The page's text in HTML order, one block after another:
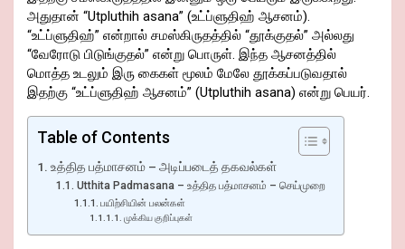
அதுதான் “Utpluthih asana” (உட்ப்ளுதிஹ் ஆசனம்).
“உட்ப்ளுதிஹ்” என்றால் சமஸ்கிருதத்தில் “தூக்குதல்” அல்லது
“வேரோடு பிடுங்குதல்” என்று பொருள். இந்த ஆசனத்தில்
மொத்த உடலும் இரு கைகள் மூலம் மேலே தூக்கப்படுவதால்
இதற்கு “உட்ப்ளுதிஹ் ஆசனம்” (Utpluthih asana) என்று பெயர்.
Table of Contents
உத்தித பத்மாசனம் – அடிப்படைத் தகவல்கள்
Utthita Padmasana – உத்தித பத்மாசனம் – செய்முறை
பயிற்சியின் பலன்கள்
முக்கிய குறிப்புகள்